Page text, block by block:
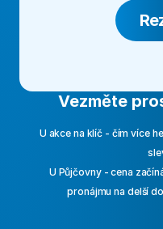
Vezměte
U akce na klíč - čím více
U Půjčovny - cena
pronájmu na delší